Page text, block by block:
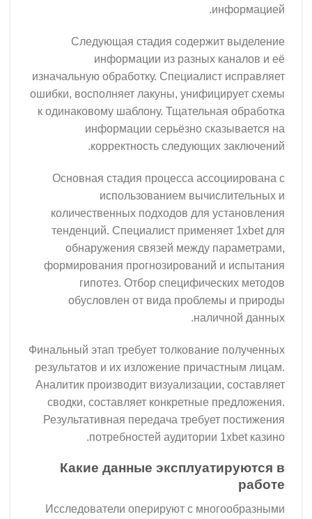
Следующая стадия
информации из разных
изначальную обработку.
ошибки, восполняет лакуны,
к одинаковому шаблону.
информации серьёзно
корректность
Основная стадия процесса
использованием
количественных подходов для
тенденций. Специалист
обнаружения связей между
формирования прогнозирований
гипотез. Отбор
обусловлен от вида
Финальный этап требует
результатов и их изложение
Аналитик производит
сводки, составляет конкретные
Результативная передача
потребностей аудитории
Какие данные
Исследователи оперируют с